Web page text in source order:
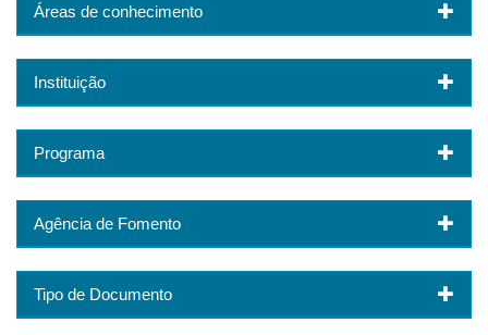
Áreas de conhecimento
Instituição
Programa
Agência de Fomento
Tipo de Documento